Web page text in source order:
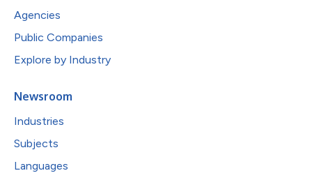
Agencies
Public Companies
Explore by Industry
Newsroom
Industries
Subjects
Languages